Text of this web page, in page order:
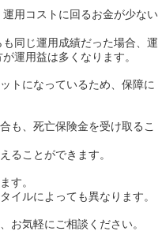
用コストに回るお金が少ない
同じ運用成績だった場合、運
運用益は多くなります。
トになっているため、保障に
も、死亡保険金を受け取るこ
ることができます。
す。
イルによっても異なります。
お気軽にご相談ください。